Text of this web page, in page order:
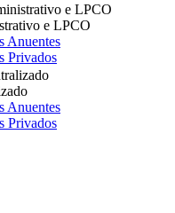
e LPCO
e LPCO
Anuentes
Privados
Anuentes
Privados